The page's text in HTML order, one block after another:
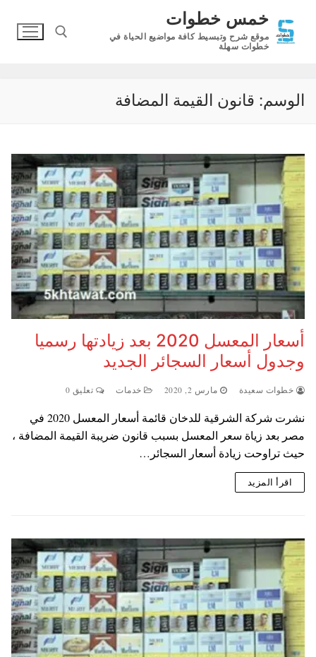
المحتوى
خمس خطوات
موقع شرح وتبسيط كافة مواضيع الحياة في
خطوات سهلة
الوسم: قانون القيمة المضافة
أسعار المعسل 2020 بعد زيادتها رسميا
وجدول أسعار السجائر الجديد
خطوات سعيدة مارس 2, 2020 خدمات تعليق 0
نشرت شركة الشرقية للدخان قائمة أسعار المعسل 2020 في
مصر بعد زياة سعر المعسل بسبب قانون ضريبة القيمة المضافة ،
حيث تراوحت زيادة أسعار السجائر…
اقرأ المزيد